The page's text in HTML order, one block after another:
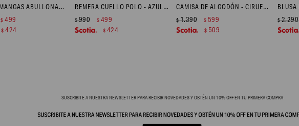
REMERA MANGAS ABULLONADAS - BLANCO
$ 499
$ 424
REMERA CUELLO POLO - AZUL MARINO
$990 $ 499
$ 424
CAMISA DE ALGODÓN - CIRUELA
$1.390 $ 599
$ 509
$2.290
SUSCRIBITE A NUESTRA NEWSLETTER PARA RECIBIR NOVEDADES Y OBTÉN UN 10% OFF EN TU PRIMERA COMPRA